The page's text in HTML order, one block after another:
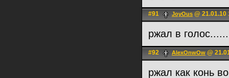
#91 JoyOus @ 21.01.10
ржал в
#92 AlexOnwOw @
ржал как конь